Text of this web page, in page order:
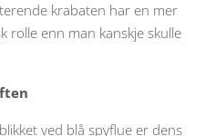
krabaten har en mer
rolle enn man kanskje skulle
ved blå spyflue er dens